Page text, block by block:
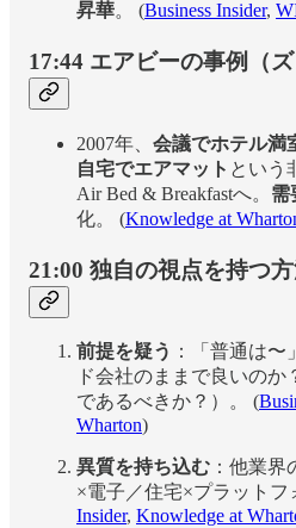
昇華。 (Business Insider,
17:44 エアビーの事例（
2007年、 会議でホテル満
自宅でエアマット という
Air Bed & Breakfastへ。 需
化。 (Knowledge at
21:00 独自の視点を持つ方
前提を疑う ：「普通は
ド会社のままで良いの
であるべきか？）。 (
Wharton)
異質を持ち込む ：他業
×電子／住宅×プラットフ
Insider, Knowledge at